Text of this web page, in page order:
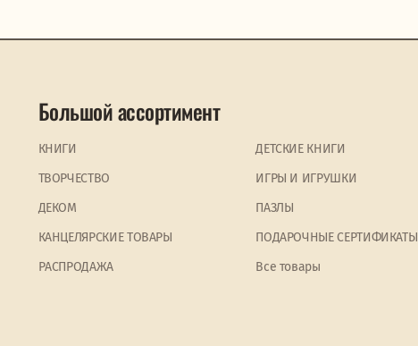
Большой ассортимент
КНИГИ
ДЕТСКИЕ КНИГИ
ТВОРЧЕСТВО
ИГРЫ И ИГРУШКИ
ДЕКОМ
ПАЗЛЫ
КАНЦЕЛЯРСКИЕ ТОВАРЫ
ПОДАРОЧНЫЕ СЕРТИФИКАТЫ
PАСПРОДАЖА
Все товары